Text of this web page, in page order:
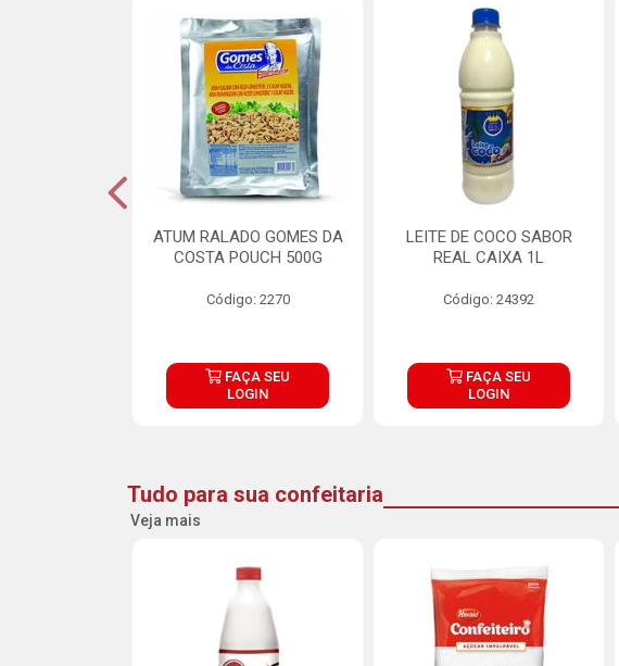
ATUM RALADO GOMES DA
COSTA POUCH 500G
Código: 2270
FAÇA SEU
LOGIN
LEITE DE COCO SABOR
REAL CAIXA 1L
Código: 24392
FAÇA SEU
LOGIN
Tudo para sua confeitaria
Veja mais